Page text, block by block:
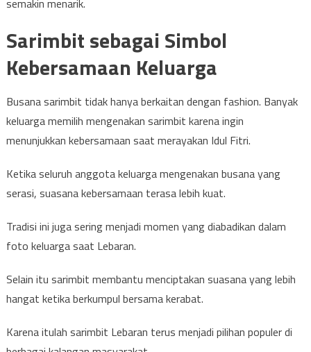
semakin menarik.
Sarimbit sebagai Simbol
Kebersamaan Keluarga
Busana sarimbit tidak hanya berkaitan dengan fashion. Banyak
keluarga memilih mengenakan sarimbit karena ingin
menunjukkan kebersamaan saat merayakan Idul Fitri.
Ketika seluruh anggota keluarga mengenakan busana yang
serasi, suasana kebersamaan terasa lebih kuat.
Tradisi ini juga sering menjadi momen yang diabadikan dalam
foto keluarga saat Lebaran.
Selain itu sarimbit membantu menciptakan suasana yang lebih
hangat ketika berkumpul bersama kerabat.
Karena itulah sarimbit Lebaran terus menjadi pilihan populer di